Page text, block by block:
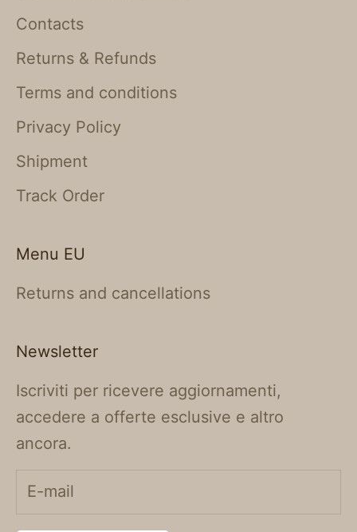
Contacts
Returns & Refunds
Terms and conditions
Privacy Policy
Shipment
Track Order
Menu EU
Returns and cancellations
Newsletter
Iscriviti per ricevere aggiornamenti,
accedere a offerte esclusive e altro
ancora.